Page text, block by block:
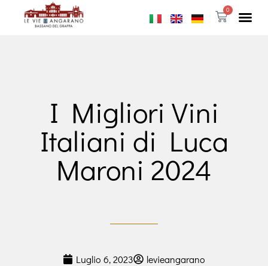
0
I Migliori Vini
Italiani di Luca
Maroni 2024
Luglio 6, 2023 levieangarano